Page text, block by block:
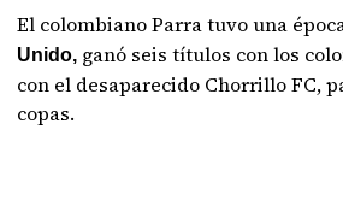
El colombiano Parra tuvo una
Unido, ganó seis títulos con los
con el desaparecido Chorrillo FC,
copas.